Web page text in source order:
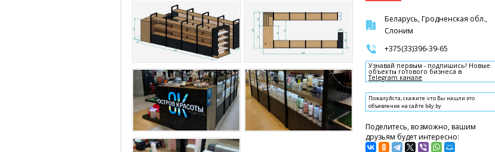
Беларусь, Гродненская обл.,
Слоним
+375(33)396-39-65
Узнавай первым - подпишись! Новые
объекты готового бизнеса в
Telegram канале
Пожалуйста, скажите что Вы нашли это
объявление на сайте b4y.by
Поделитесь, возможно, вашим
друзьям будет интересно: